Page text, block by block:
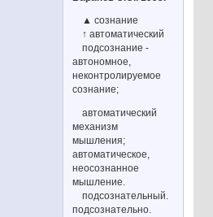
▲ сознание
↑ автоматический
подсознание -
автономное,
неконтролируемое
сознание;
автоматический
механизм
мышления;
автоматическое,
неосознанное
мышление.
подсознательный.
подсознательно.